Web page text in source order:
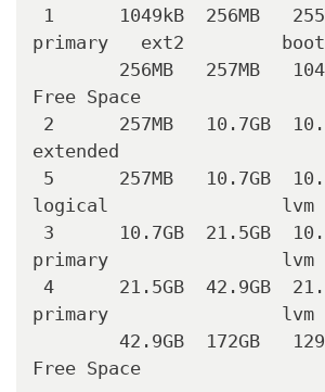
primary   ext2         boot
Free Space
extended
logical                lvm
primary                lvm
primary                lvm
Free Space